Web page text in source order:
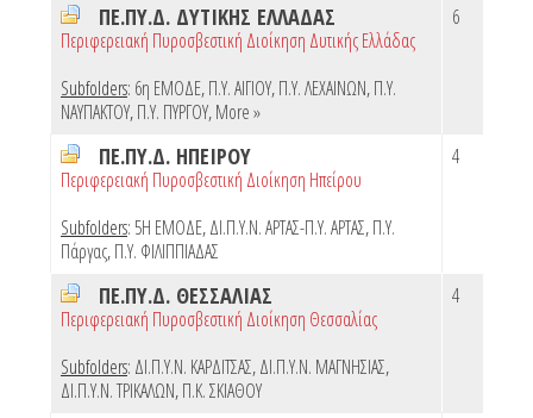
ΠΕ.ΠΥ.Δ. ΔΥΤΙΚΗΣ ΕΛΛΑΔΑΣ
Περιφερειακή Πυροσβεστική Διοίκηση Δυτικής Ελλάδας
Subfolders: 6η ΕΜΟΔΕ,Π.Υ. ΑΙΓΙΟΥ,Π.Υ. ΛΕΧΑΙΝΩΝ,Π.Υ.
ΝΑΥΠΑΚΤΟΥ,Π.Υ. ΠΥΡΓΟΥ,More »
6
ΠΕ.ΠΥ.Δ. ΗΠΕΙΡΟΥ
Περιφερειακή Πυροσβεστική Διοίκηση Ηπείρου
Subfolders: 5Η ΕΜΟΔΕ,ΔΙ.Π.Υ.Ν. ΑΡΤΑΣ-Π.Υ. ΑΡΤΑΣ,Π.Υ.
Πάργας,Π.Υ. ΦΙΛΙΠΠΙΑΔΑΣ
4
ΠΕ.ΠΥ.Δ. ΘΕΣΣΑΛΙΑΣ
Περιφερειακή Πυροσβεστική Διοίκηση Θεσσαλίας
Subfolders: ΔΙ.Π.Υ.Ν. ΚΑΡΔΙΤΣΑΣ,ΔΙ.Π.Υ.Ν. ΜΑΓΝΗΣΙΑΣ,
ΔΙ.Π.Υ.Ν. ΤΡΙΚΑΛΩΝ,Π.Κ. ΣΚΙΑΘΟΥ
4